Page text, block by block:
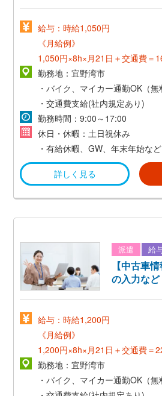
給与：時給1,050円
《月給例》
1,050円×8h×月21日＋交通費＝
《正社員登用後》
*想定年収300万～*
勤務地：宜野湾市
・バイク、マイカー通勤OK（無
・交通費支給(社内規定あり)
勤務時間：9:00～17:00
休日・休暇：土日祝休み
・有給休暇、GW、年末年始など
詳しく見る
派遣 給
【中古車
の入力など
給与：時給1,200円
《月給例》
1,200円×8h×月21日＋交通費＝
《正社員登用後》
勤務地：宜野湾市
・バイク、マイカー通勤OK（無